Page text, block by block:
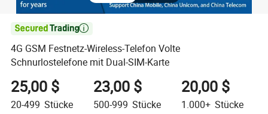

4G GSM Festnetz-Wireless-Telefon Volte
Schnurlostelefone mit Dual-SIM-Karte
25,00 $
20-499 Stücke
23,00 $
500-999 Stücke
20,00 $
1.000+ Stücke